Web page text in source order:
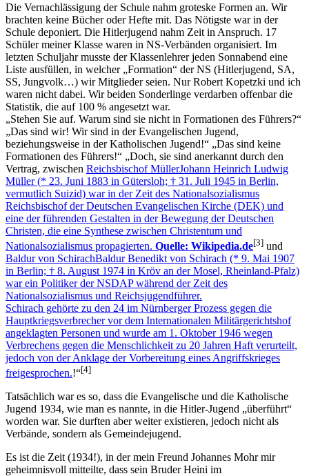
Die Vernachlässigung der Schule nahm groteske Formen an. Wir
brachten keine Bücher oder Hefte mit. Das Nötigste war in der
Schule deponiert. Die Hitlerjugend nahm Zeit in Anspruch. 17
Schüler meiner Klasse waren in NS-Verbänden organisiert. Im
letzten Schuljahr musste der Klassenlehrer jeden Sonnabend eine
Liste ausfüllen, in welcher Formation
der NS (Hitlerjugend, SA,
SS, Jungvolk…) wir Mitglieder seien. Nur Robert Kopetzki und ich
waren nicht dabei. Wir beiden Sonderlinge verdarben offenbar die
Statistik, die auf 100 % angesetzt war.
Stehen Sie auf. Warum sind sie nicht in Formationen des Führers?
Das sind wir! Wir sind in der Evangelischen Jugend,
beziehungsweise in der Katholischen Jugend!
Das sind keine
Formationen des Führers!
Doch, sie sind anerkannt durch den
Vertrag, zwischen Reichsbischof MüllerJohann Heinrich Ludwig
Müller (* 23. Juni 1883 in Gütersloh; † 31. Juli 1945 in Berlin,
vermutlich Suizid) war in der Zeit des Nationalsozialismus
Reichsbischof der Deutschen Evangelischen Kirche (DEK) und
eine der führenden Gestalten in der Bewegung der Deutschen
Christen, die eine Synthese zwischen Christentum und
Nationalsozialismus propagierten. Quelle: Wikipedia.de[3] und
Baldur von SchirachBaldur Benedikt von Schirach (* 9. Mai 1907
in Berlin; † 8. August 1974 in Kröv an der Mosel, Rheinland-Pfalz)
war ein Politiker der NSDAP während der Zeit des
Nationalsozialismus und Reichsjugendführer.
Schirach gehörte zu den 24 im Nürnberger Prozess gegen die
Hauptkriegsverbrecher vor dem Internationalen Militärgerichtshof
angeklagten Personen und wurde am 1. Oktober 1946 wegen
Verbrechens gegen die Menschlichkeit zu 20 Jahren Haft verurteilt,
jedoch von der Anklage der Vorbereitung eines Angriffskrieges
freigesprochen.! [4]
Tatsächlich war es so, dass die Evangelische und die Katholische
Jugend 1934, wie man es nannte, in die Hitler-Jugend
überführt
worden war. Sie durften aber weiter existieren, jedoch nicht als
Verbände, sondern als Gemeindejugend.
Es ist die Zeit (1934!), in der mein Freund Johannes Mohr mir
geheimnisvoll mitteilte, dass sein Bruder Heini im